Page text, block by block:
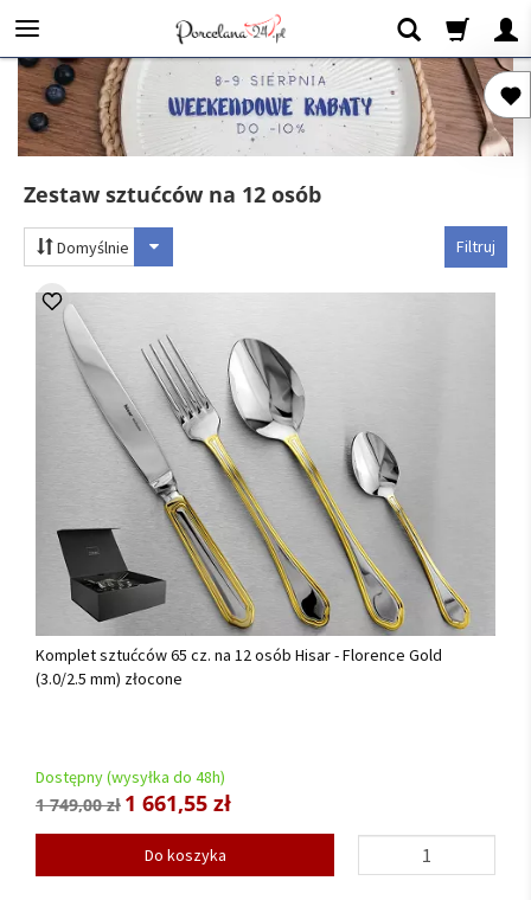
Zestaw sztućców na 12 osób
Filtruj
Domyślnie
Komplet sztućców 65 cz. na 12 osób Hisar - Florence Gold
(3.0/2.5 mm) złocone
Dostępny (wysyłka do 48h)
1 749,00 zł 1 661,55 zł
Do koszyka